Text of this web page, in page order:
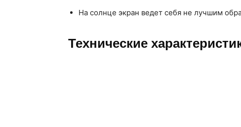
На солнце экран ведет себя не лучшим
Технические